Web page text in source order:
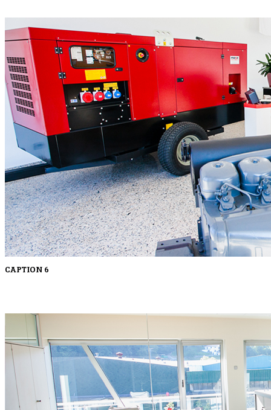
CAPTION 6